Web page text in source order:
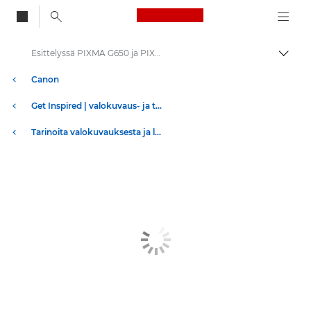
Canon Logo, back
Canon
Get Inspired | valokuvaus- ja tulostusvinkkejä sekä ostajan oppaita
Tarinoita valokuvauksesta ja luovuudesta
Esittelyssä PIXMA G650 ja PIXMA G550